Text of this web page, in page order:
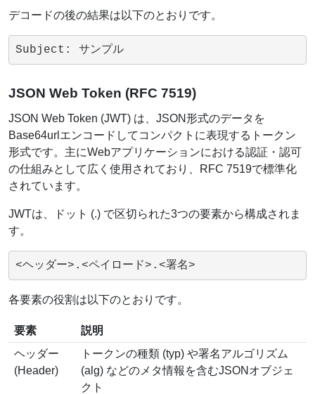
デコードの後の結果は以下のとおりです。
Subject: サンプル
JSON Web Token (RFC 7519)
JSON Web Token (JWT) は、JSON形式のデータを
Base64urlエンコードしてコンパクトに表現するトークン
形式です。主にWebアプリケーションにおける認証・認可
の仕組みとして広く使用されており、RFC 7519で標準化
されています。
JWTは、ドット (.) で区切られた3つの要素から構成されま
す。
<ヘッダー>.<ペイロード>.<署名>
各要素の役割は以下のとおりです。
要素
説明
ヘッダー
(Header)
トークンの種類 (typ) や署名アルゴリズム
(alg) などのメタ情報を含むJSONオブジェ
クト